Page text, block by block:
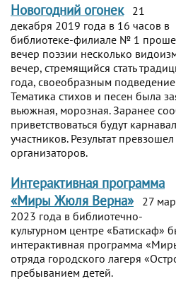
Новогодний огонек
21
декабря 2019 года в 16 часов в
библиотеке-филиале № 1
вечер поэзии несколько
вечер, стремящийся стать
года, своеобразным
Тематика стихов и песен была
вьюжная, морозная. Заранее
приветствоваться будут
участников. Результат
организаторов.
Интерактивная программа
«Миры Жюля Верна»
27
2023 года в библиотечно-
культурном центре «Батискаф»
интерактивная программа
отряда городского лагеря
пребыванием детей.